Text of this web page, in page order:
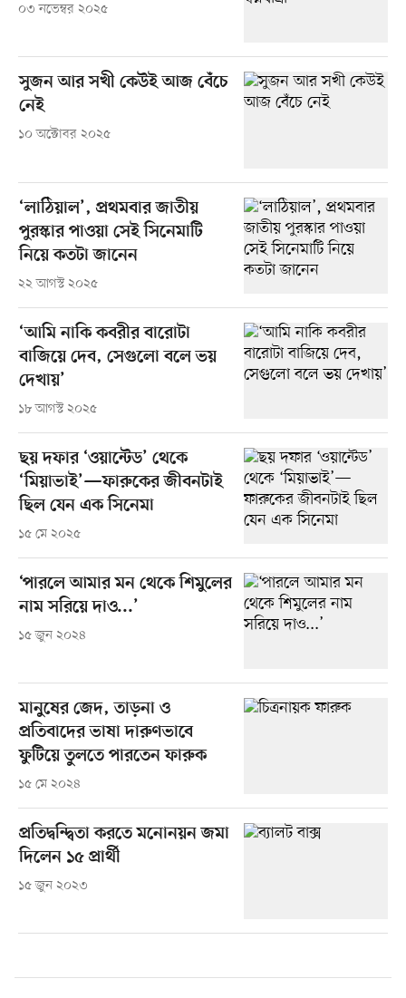
০৩ নভেম্বর ২০২৫
সুজন আর সখী কেউই আজ বেঁচে
নেই
১০ অক্টোবর ২০২৫
‘লাঠিয়াল’, প্রথমবার জাতীয়
পুরস্কার পাওয়া সেই সিনেমাটি
নিয়ে কতটা জানেন
২২ আগস্ট ২০২৫
‘আমি নাকি কবরীর বারোটা
বাজিয়ে দেব, সেগুলো বলে ভয়
দেখায়’
১৮ আগস্ট ২০২৫
ছয় দফার ‘ওয়ান্টেড’ থেকে
‘মিয়াভাই’—ফারুকের জীবনটাই
ছিল যেন এক সিনেমা
১৫ মে ২০২৫
‘পারলে আমার মন থেকে শিমুলের
নাম সরিয়ে দাও...’
১৫ জুন ২০২৪
মানুষের জেদ, তাড়না ও
প্রতিবাদের ভাষা দারুণভাবে
ফুটিয়ে তুলতে পারতেন ফারুক
১৫ মে ২০২৪
প্রতিদ্বন্দ্বিতা করতে মনোনয়ন জমা
দিলেন ১৫ প্রার্থী
১৫ জুন ২০২৩